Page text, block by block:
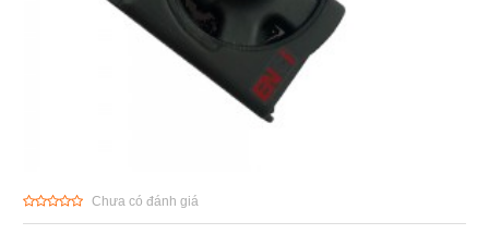
Chưa có đánh giá